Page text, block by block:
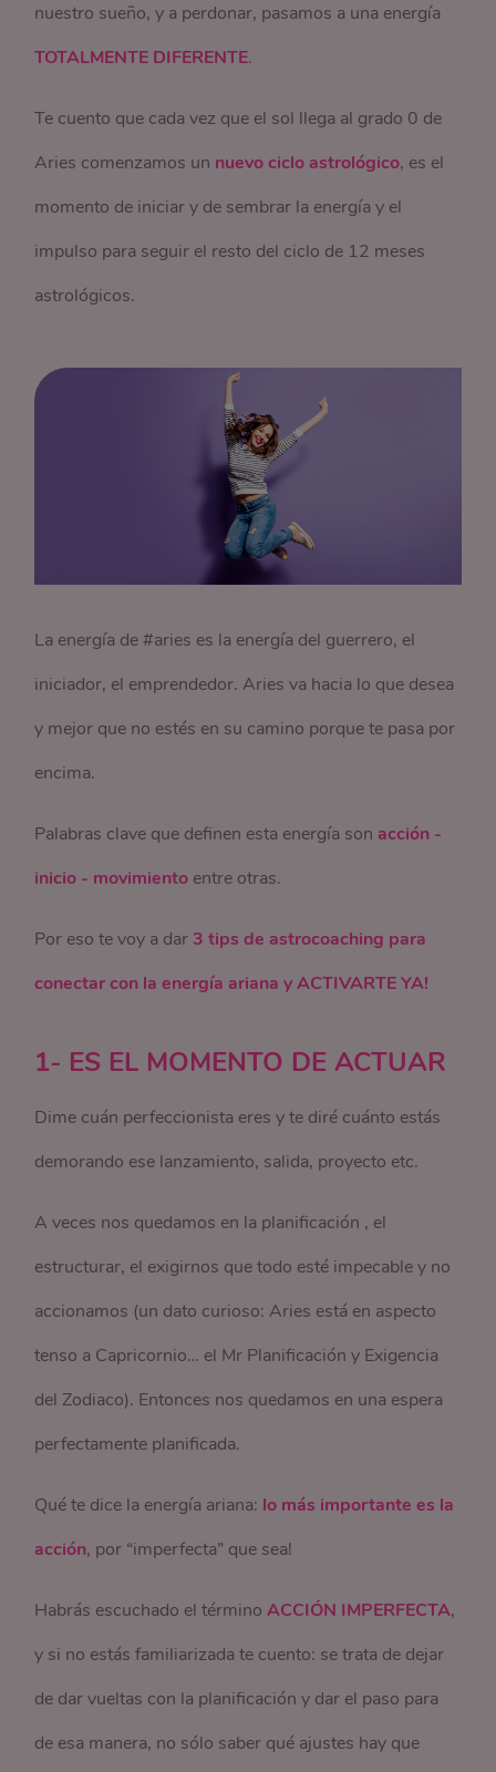
nuestro sueño, y a perdonar, pasamos a una energía
TOTALMENTE DIFERENTE.
Te cuento que cada vez que el sol llega al grado 0 de
Aries comenzamos un nuevo ciclo astrológico, es el
momento de iniciar y de sembrar la energía y el
impulso para seguir el resto del ciclo de 12 meses
astrológicos.
La energía de #aries es la energía del guerrero, el
iniciador, el emprendedor. Aries va hacia lo que desea
y mejor que no estés en su camino porque te pasa por
encima.
Palabras clave que definen esta energía son acción -
inicio - movimiento entre otras.
Por eso te voy a dar 3 tips de astrocoaching para
conectar con la energía ariana y ACTIVARTE YA!
1- ES EL MOMENTO DE ACTUAR
Dime cuán perfeccionista eres y te diré cuánto estás
demorando ese lanzamiento, salida, proyecto etc.
A veces nos quedamos en la planificación , el
estructurar, el exigirnos que todo esté impecable y no
accionamos (un dato curioso: Aries está en aspecto
tenso a Capricornio… el Mr Planificación y Exigencia
del Zodiaco). Entonces nos quedamos en una espera
perfectamente planificada.
Qué te dice la energía ariana: lo más importante es la
acción, por “imperfecta” que sea!
Habrás escuchado el términoACCIÓN IMPERFECTA,
y si no estás familiarizada te cuento: se trata de dejar
de dar vueltas con la planificación y dar el paso para
de esa manera, no sólo saber qué ajustes hay que